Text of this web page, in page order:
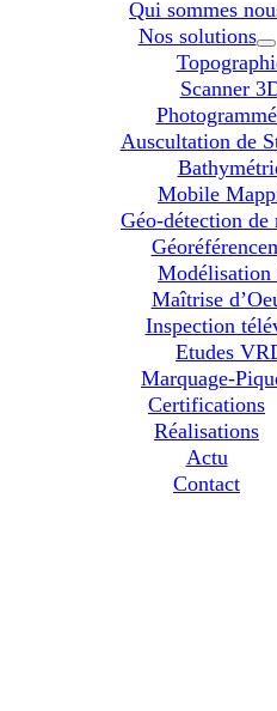
Qui sommes
Nos solutions
Scanner
Auscultation de
Mobile
Géo-détection de
Modélisation
Maîtrise
Inspection
Etudes
Marquage-
Certifications
Réalisations
Actu
Contact